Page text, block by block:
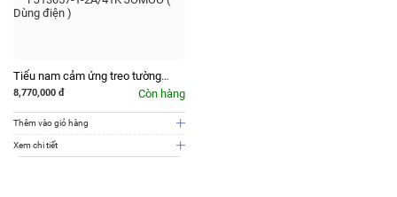
Tiểu nam cảm ứng treo tường
PJ13057-1-2A/41K JOMOO ( Dùng
8,770,000 đ Còn hàng
Thêm vào giỏ hàng
Xem chi tiết